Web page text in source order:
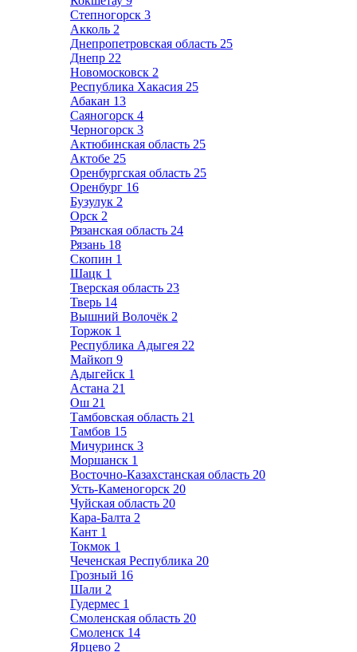
Степногорск 3
Акколь 2
Днепропетровская область 25
Днепр 22
Новомосковск 2
Республика Хакасия 25
Абакан 13
Саяногорск 4
Черногорск 3
Актюбинская область 25
Актобе 25
Оренбургская область 25
Оренбург 16
Бузулук 2
Орск 2
Рязанская область 24
Рязань 18
Скопин 1
Шацк 1
Тверская область 23
Тверь 14
Вышний Волочёк 2
Торжок 1
Республика Адыгея 22
Майкоп 9
Адыгейск 1
Астана 21
Ош 21
Тамбовская область 21
Тамбов 15
Мичуринск 3
Моршанск 1
Восточно-Казахстанская область 20
Усть-Каменогорск 20
Чуйская область 20
Кара-Балта 2
Кант 1
Токмок 1
Чеченская Республика 20
Грозный 16
Шали 2
Гудермес 1
Смоленская область 20
Смоленск 14
Ярцево 2